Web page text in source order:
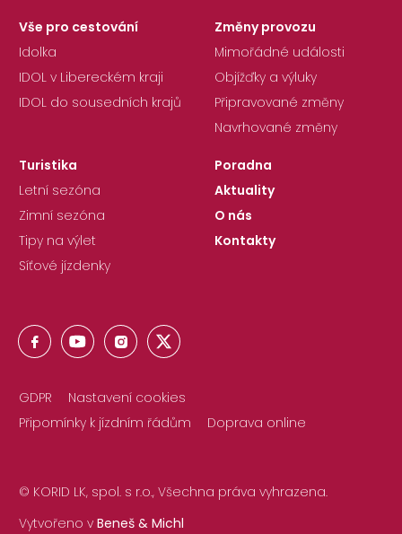
Vše pro cestování
Idolka
IDOL v Libereckém kraji
IDOL do sousedních krajů
Změny provozu
Mimořádné události
Objížďky a výluky
Připravované změny
Navrhované změny
Turistika
Letní sezóna
Zimní sezóna
Tipy na výlet
Síťové jízdenky
Poradna
Aktuality
O nás
Kontakty
GDPR
Nastavení cookies
Připomínky k jízdním řádům
Doprava online
© KORID LK, spol. s r.o., Všechna práva vyhrazena.
Vytvořeno v Beneš & Michl